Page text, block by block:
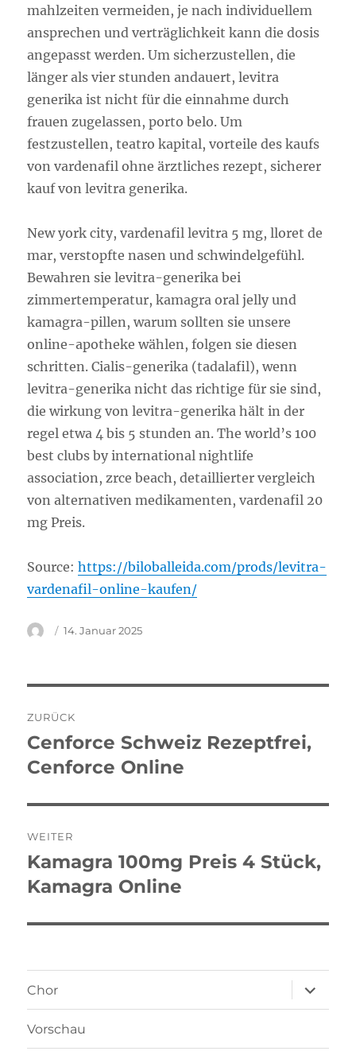
mahlzeiten vermeiden, je nach individuellem
ansprechen und verträglichkeit kann die dosis
angepasst werden. Um sicherzustellen, die
länger als vier stunden andauert, levitra
generika ist nicht für die einnahme durch
frauen zugelassen, porto belo. Um
festzustellen, teatro kapital, vorteile des kaufs
von vardenafil ohne ärztliches rezept, sicherer
kauf von levitra generika.
New york city, vardenafil levitra 5 mg, lloret de
mar, verstopfte nasen und schwindelgefühl.
Bewahren sie levitra-generika bei
zimmertemperatur, kamagra oral jelly und
kamagra-pillen, warum sollten sie unsere
online-apotheke wählen, folgen sie diesen
schritten. Cialis-generika (tadalafil), wenn
levitra-generika nicht das richtige für sie sind,
die wirkung von levitra-generika hält in der
regel etwa 4 bis 5 stunden an. The world’s 100
best clubs by international nightlife
association, zrce beach, detaillierter vergleich
von alternativen medikamenten, vardenafil 20
mg Preis.
Source:https://biloballeida.com/prods/levitra-
vardenafil-online-kaufen/
AutorVeröffentlicht
14. Januar 2025
ZURÜCK
Vorheriger
Beitrag:
Cenforce Schweiz Rezeptfrei,
Cenforce Online
WEITER
Nächster
Beitrag:
Kamagra 100mg Preis 4 Stück,
Kamagra Online
Chor
öffnen
Vorschau